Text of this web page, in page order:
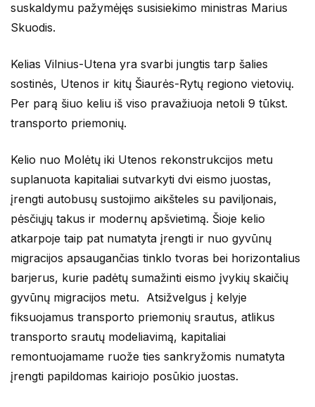
suskaldymu pažymėjęs susisiekimo ministras Marius
Skuodis.
Kelias Vilnius-Utena yra svarbi jungtis tarp šalies
sostinės, Utenos ir kitų Šiaurės-Rytų regiono vietovių.
Per parą šiuo keliu iš viso pravažiuoja netoli 9 tūkst.
transporto priemonių.
Kelio nuo Molėtų iki Utenos rekonstrukcijos metu
suplanuota kapitaliai sutvarkyti dvi eismo juostas,
įrengti autobusų sustojimo aikšteles su paviljonais,
pėsčiųjų takus ir modernų apšvietimą. Šioje kelio
atkarpoje taip pat numatyta įrengti ir nuo gyvūnų
migracijos apsaugančias tinklo tvoras bei horizontalius
barjerus, kurie padėtų sumažinti eismo įvykių skaičių
gyvūnų migracijos metu. Atsižvelgus į kelyje
fiksuojamus transporto priemonių srautus, atlikus
transporto srautų modeliavimą, kapitaliai
remontuojamame ruože ties sankryžomis numatyta
įrengti papildomas kairiojo posūkio juostas.